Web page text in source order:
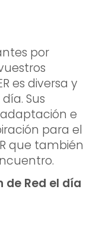
por
es diversa y
Sus
e
para el
que también
de Red el día